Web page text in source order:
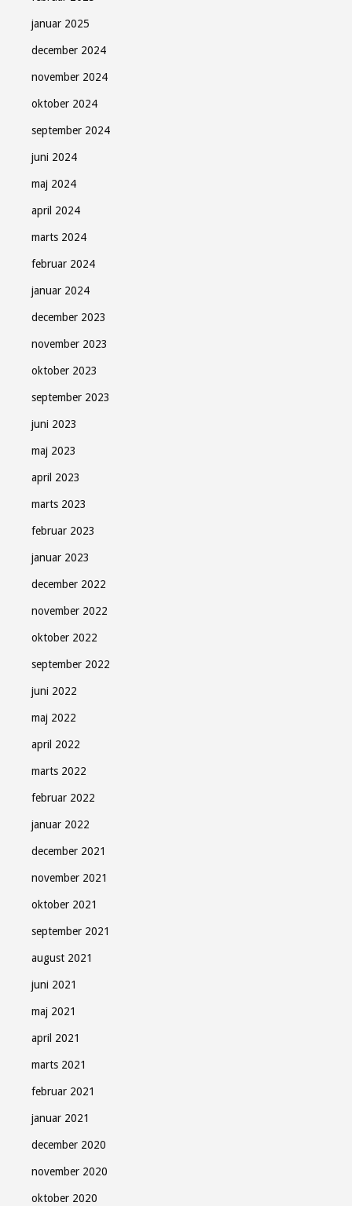
januar 2025
december 2024
november 2024
oktober 2024
september 2024
juni 2024
maj 2024
april 2024
marts 2024
februar 2024
januar 2024
december 2023
november 2023
oktober 2023
september 2023
juni 2023
maj 2023
april 2023
marts 2023
februar 2023
januar 2023
december 2022
november 2022
oktober 2022
september 2022
juni 2022
maj 2022
april 2022
marts 2022
februar 2022
januar 2022
december 2021
november 2021
oktober 2021
september 2021
august 2021
juni 2021
maj 2021
april 2021
marts 2021
februar 2021
januar 2021
december 2020
november 2020
oktober 2020